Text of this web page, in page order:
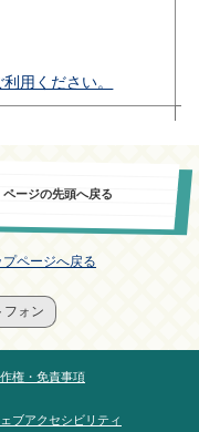
用ください。
ページの先頭へ戻る
プページへ戻る
フォン
権・免責事項
ブアクセシビリティ